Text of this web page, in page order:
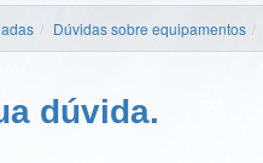
Dúvidas sobre equipamentos
dúvida.